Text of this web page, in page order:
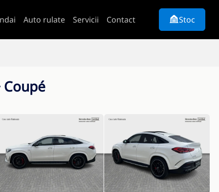
Auto rulate Servicii Contact Stoc
Coupé